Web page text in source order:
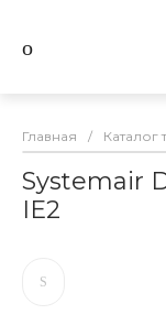
Главная / Каталог
Systemair
IE2